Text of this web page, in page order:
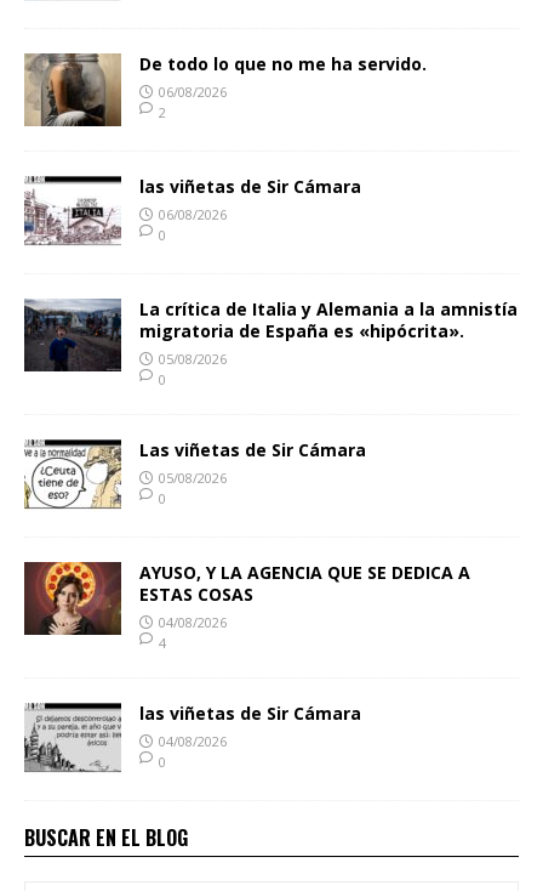
De todo lo que no me ha servido.
06/08/2026
2
las viñetas de Sir Cámara
06/08/2026
0
La crítica de Italia y Alemania a la amnistía
migratoria de España es «hipócrita».
05/08/2026
0
Las viñetas de Sir Cámara
05/08/2026
0
AYUSO, Y LA AGENCIA QUE SE DEDICA A
ESTAS COSAS
04/08/2026
4
las viñetas de Sir Cámara
04/08/2026
0
BUSCAR EN EL BLOG